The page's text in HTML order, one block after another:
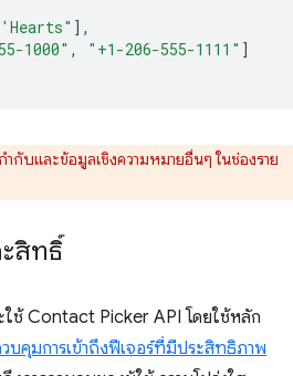
],
1000" , "+1-206-555-1111" ]
กับและข้อมูลเชิงความหมายอื่นๆ ในช่องราย
สิทธิ์
ช้ Contact Picker API โดยใช้หลัก
วบคุมการเข้าถึงฟีเจอร์ที่มีประสิทธิภาพ